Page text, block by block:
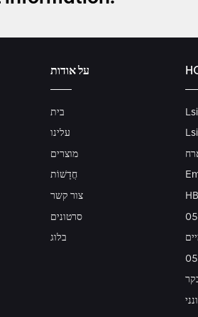
על אודות
בית
עלינו
מוצרים
חֲדָשׁוֹת
צור קשר
סרטונים
בלוג